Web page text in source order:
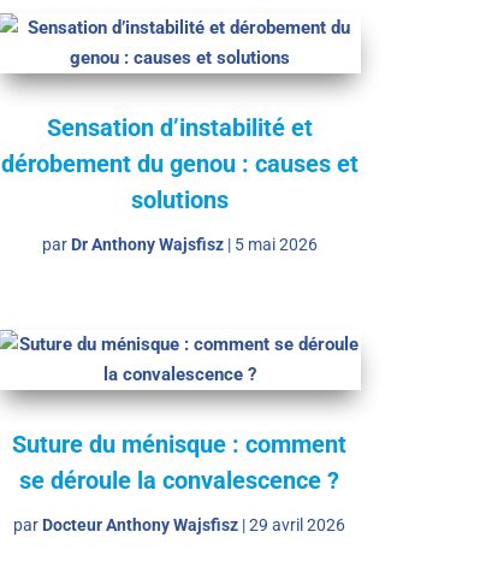
Sensation d’instabilité et
dérobement du genou : causes et
solutions
par Dr Anthony Wajsfisz| 5 mai 2026
Suture du ménisque : comment
se déroule la convalescence ?
par Docteur Anthony Wajsfisz |29 avril 2026